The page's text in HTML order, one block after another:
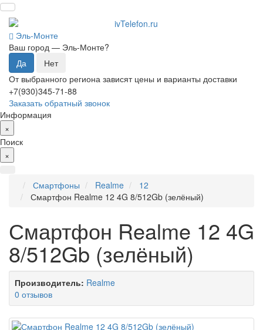
Эль-Монте
Ваш город — Эль-Монте?
От выбранного региона зависят цены и варианты доставки
+7(930)345-71-88
Заказать обратный звонок
Информация
×
Поиск
×
Смартфоны Realme
12
Смартфон Realme 12 4G 8/512Gb (зелёный)
Смартфон Realme 12 4G
8/512Gb (зелёный)
Производитель: Realme
0 отзывов